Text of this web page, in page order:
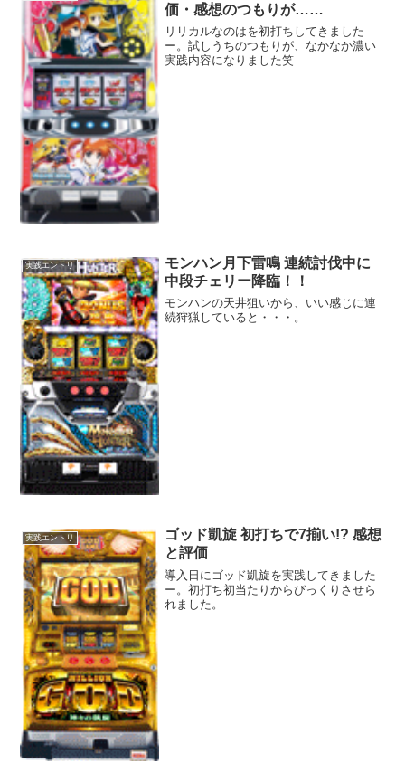
価・感想のつもりが……
リリカルなのはを初打ちしてきました
ー。試しうちのつもりが、なかなか濃い
実践内容になりました笑
実践エントリ
モンハン月下雷鳴 連続討伐中に
中段チェリー降臨！！
モンハンの天井狙いから、いい感じに連
続狩猟していると・・・。
実践エントリ
ゴッド凱旋 初打ちで7揃い!? 感想
と評価
導入日にゴッド凱旋を実践してきました
ー。初打ち初当たりからびっくりさせら
れました。